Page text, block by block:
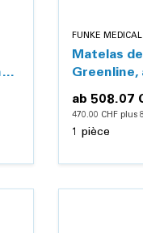
FUNKE MEDICAL
Matelas de
Greenline,
ab 508.07
470.00 CHF plus
1 pièce